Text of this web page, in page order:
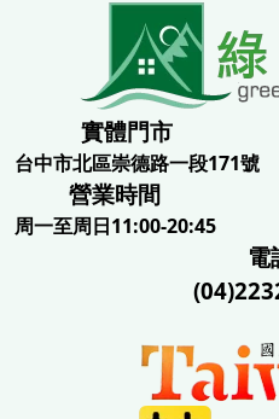
實體門市
台中市北區崇德路一段171號
營業時間
周一至周日11:00-20:45
電